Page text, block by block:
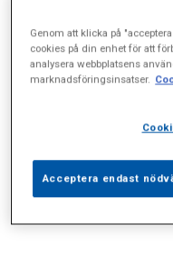
Alla (1)
Sidor (0)
Genom att klicka på
cookies på din enhet för att
analysera webbplatsens
marknadsföringsinsatser.
Acceptera endast